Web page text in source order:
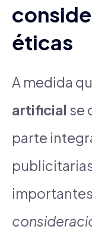
éticas
A medida
artificial se
parte
importantes